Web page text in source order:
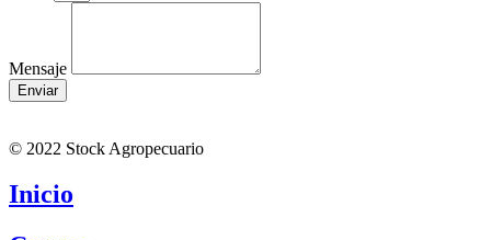
Mensaje
Enviar
© 2022 Stock Agropecuario
Inicio